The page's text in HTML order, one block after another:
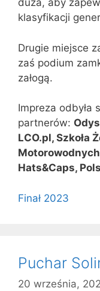
duża, aby
klasyfikacji
Drugie miejsce
zaś podium
załogą.
Impreza odbyła
partnerów:
LCO.pl, Szkoła
Hats&Caps,
Finał 2023
Puchar
20 września,